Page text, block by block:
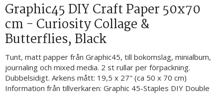
Graphic45 DIY Craft Paper 50x70
cm - Curiosity Collage &
Butterflies, Black
Tunt, matt papper från Graphic45, till bokomslag, minialbum,
journaling och mixed media. 2 st rullar per förpackning.
Dubbelsidigt. Arkens mått: 19,5 x 27" (ca 50 x 70 cm)
Information från tillverkaren: Graphic 45-Staples DIY Double